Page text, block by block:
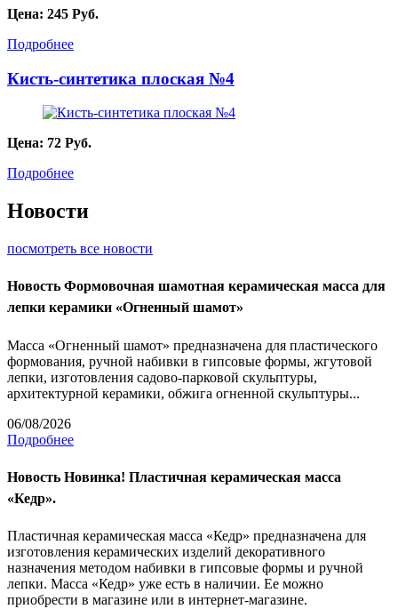
Цена: 245 Руб.
Подробнее
Кисть-синтетика плоская №4
Цена: 72 Руб.
Подробнее
Новости
посмотреть все новости
Новость Формовочная шамотная керамическая масса для
лепки керамики «Огненный шамот»
Масса «Огненный шамот» предназначена для пластического
формования, ручной набивки в гипсовые формы, жгутовой
лепки, изготовления садово-парковой скульптуры,
архитектурной керамики, обжига огненной скульптуры...
06/08/2026
Подробнее
Новость Новинка! Пластичная керамическая масса
«Кедр».
Пластичная керамическая масса «Кедр» предназначена для
изготовления керамических изделий декоративного
назначения методом набивки в гипсовые формы и ручной
лепки. Масса «Кедр» уже есть в наличии. Ее можно
приобрести в магазине или в интернет-магазине.